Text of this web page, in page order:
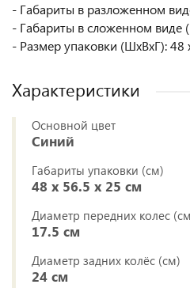
- Габариты в разложенном
- Габариты в сложенном виде
- Размер упаковки (ШxВxГ): 48
Характеристики
Основной цвет
Синий
Габариты упаковки (см)
48 x 56.5 x 25 см
Диаметр передних колес
17.5 см
Диаметр задних колёс (см)
24 см